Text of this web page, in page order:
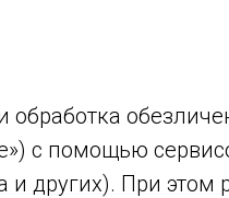
обработка
с помощью
и других). При этом